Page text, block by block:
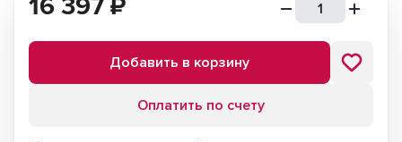
Добавить в корзину
Оплатить по счету